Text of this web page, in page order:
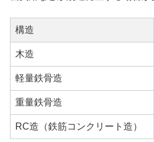
構造
木造
軽量鉄骨造
重量鉄骨造
RC造（鉄筋コンクリート造）